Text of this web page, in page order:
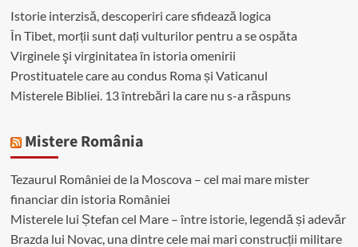
Istorie interzisă, descoperiri care sfidează logica
În Tibet, morții sunt dați vulturilor pentru a se ospăta
Virginele şi virginitatea în istoria omenirii
Prostituatele care au condus Roma și Vaticanul
Misterele Bibliei. 13 întrebări la care nu s-a răspuns
Mistere România
Tezaurul României de la Moscova – cel mai mare mister
financiar din istoria României
Misterele lui Ștefan cel Mare – între istorie, legendă și adevăr
Brazda lui Novac, una dintre cele mai mari construcții militare